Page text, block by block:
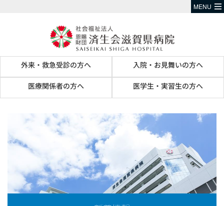
外来・救急受診の方へ 入院・お見舞いの方へ
医療関係者の方へ 医学生・実習生の方へ
MENU